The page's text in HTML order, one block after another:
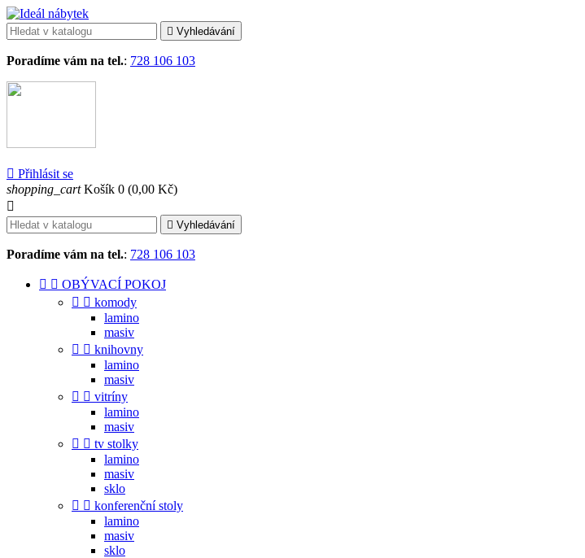
 Vyhledávání
Poradíme vám na tel.: 728 106 103
 Přihlásit se
shopping_cart Košík 0 (0,00 Kč)

 Vyhledávání
Poradíme vám na tel.: 728 106 103
  OBÝVACÍ POKOJ
  komody
lamino
masiv
  knihovny
lamino
masiv
  vitríny
lamino
masiv
  tv stolky
lamino
masiv
sklo
  konferenční stoly
lamino
masiv
sklo